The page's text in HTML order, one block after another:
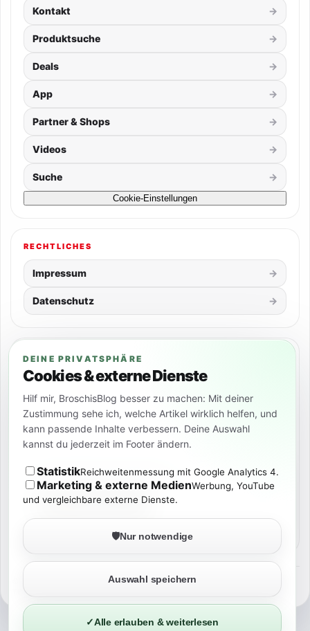
Kontakt
Produktsuche
Deals
App
Partner & Shops
Videos
Suche
Cookie-Einstellungen
RECHTLICHES
Impressum
Datenschutz
SOCIAL
BROSCHISBLOG FÜR ANDROID
News, Deals & Preisalarme
BROSCHISBLOG
TECH. KI. NERD-STUFF. ECHT ERLEBT.
DEINE PRIVATSPHÄRE
Cookies & externe Dienste
Hilf mir, BroschisBlog besser zu machen: Mit deiner
Zustimmung sehe ich, welche Artikel wirklich helfen, und
kann passende Inhalte verbessern. Deine Auswahl
kannst du jederzeit im Footer ändern.
StatistikReichweitenmessung mit Google Analytics 4.
Marketing & externe MedienWerbung, YouTube
und vergleichbare externe Dienste.
🛡️Nur notwendige
Auswahl speichern
✓Alle erlauben & weiterlesen